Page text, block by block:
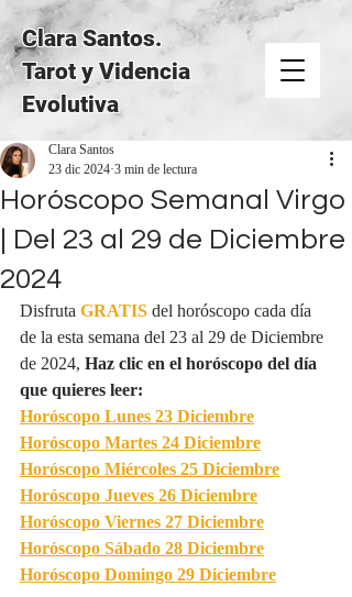
Clara Santos.
Tarot y Videncia
Evolutiva
Horóscopo Semanal Virgo
| Del 23 al 29 de Diciembre
2024
Clara Santos
23 dic 20243 min de lectura
Disfruta GRATISdel horóscopo cada día
de la esta semana del 23 al 29 de Diciembre
de 2024, Haz clic en el horóscopo del día
que quieres leer:
Horóscopo Lunes 23 Diciembre
Horóscopo Martes 24 Diciembre
Horóscopo Miércoles 25 Diciembre
Horóscopo Jueves 26 Diciembre
Horóscopo Viernes 27 Diciembre
Horóscopo Sábado 28 Diciembre
Horóscopo Domingo 29 Diciembre